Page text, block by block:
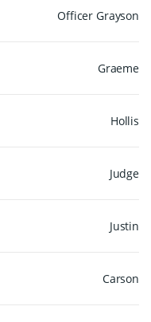
Officer Grayson
Graeme
Hollis
Judge
Justin
Carson